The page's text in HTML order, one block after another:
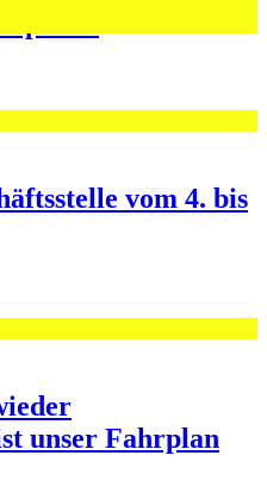
vom 4. bis
unser Fahrplan